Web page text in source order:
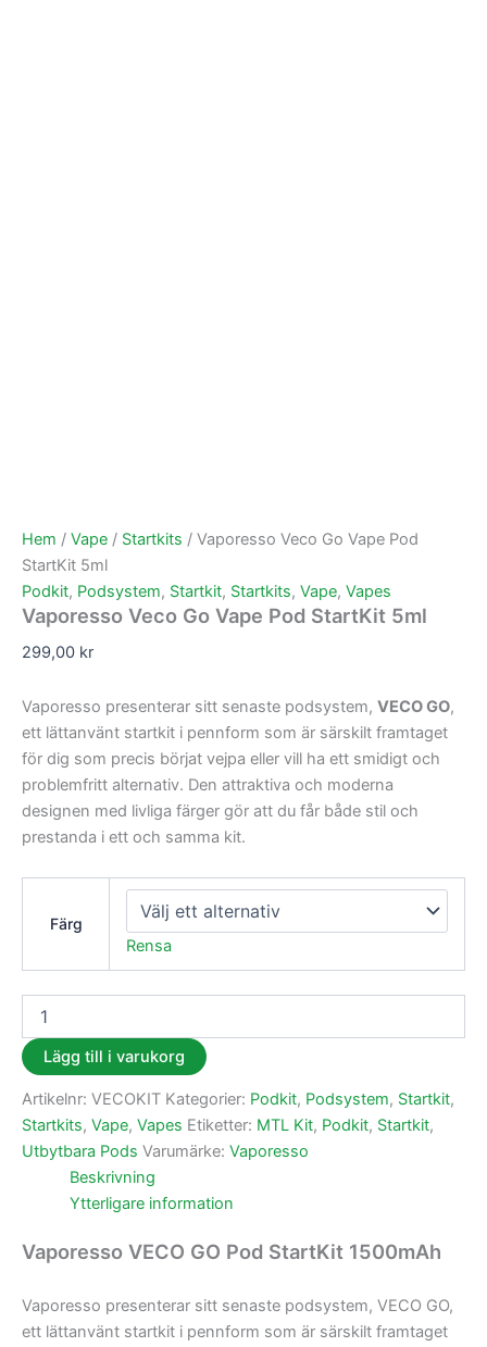
Hem / Vape / Startkits / Vaporesso Veco Go Vape Pod
StartKit 5ml
Podkit, Podsystem, Startkit, Startkits, Vape, Vapes
Vaporesso Veco Go Vape Pod StartKit 5ml
299,00 kr
Vaporesso presenterar sitt senaste podsystem, VECO GO,
ett lättanvänt startkit i pennform som är särskilt framtaget
för dig som precis börjat vejpa eller vill ha ett smidigt och
problemfritt alternativ. Den attraktiva och moderna
designen med livliga färger gör att du får både stil och
prestanda i ett och samma kit.
Färg
Rensa
Lägg till i varukorg
Artikelnr: VECOKIT Kategorier: Podkit, Podsystem, Startkit,
Startkits, Vape, Vapes Etiketter: MTL Kit, Podkit, Startkit,
Utbytbara Pods Varumärke: Vaporesso
Beskrivning
Ytterligare information
Vaporesso VECO GO Pod StartKit 1500mAh
Vaporesso presenterar sitt senaste podsystem, VECO GO,
ett lättanvänt startkit i pennform som är särskilt framtaget